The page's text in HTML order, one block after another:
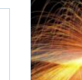
ett stort
I en mindre
a...